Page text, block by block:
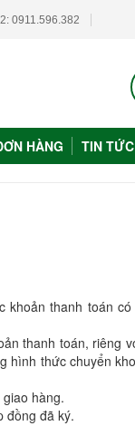
0911.596.382
HÀNG TIN TỨC
khoản thanh toán
thanh toán, riêng
hình thức chuyển
hàng.
đồng đã ký.